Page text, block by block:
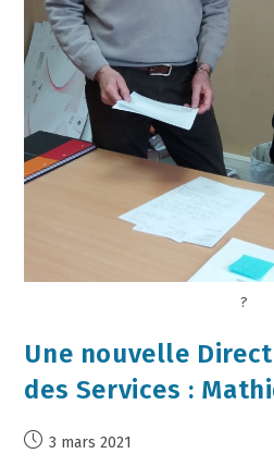
?
Une nouvelle
des Services :
3 mars 2021